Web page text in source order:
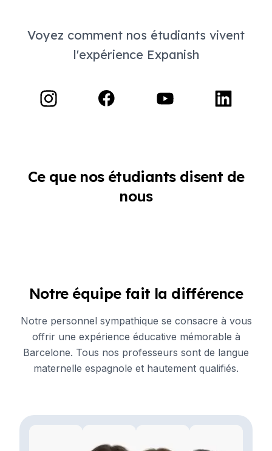
Voyez comment nos étudiants vivent
l'expérience Expanish
Ce que nos étudiants disent de
nous
Notre équipe fait la différence
Notre personnel sympathique se consacre à vous
offrir une expérience éducative mémorable à
Barcelone. Tous nos professeurs sont de langue
maternelle espagnole et hautement qualifiés.